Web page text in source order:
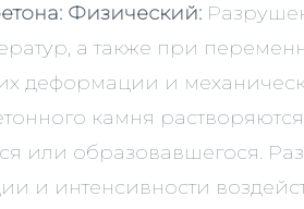
Физический:
а также при
деформации и
камня
или образовавшегося.
и интенсивности